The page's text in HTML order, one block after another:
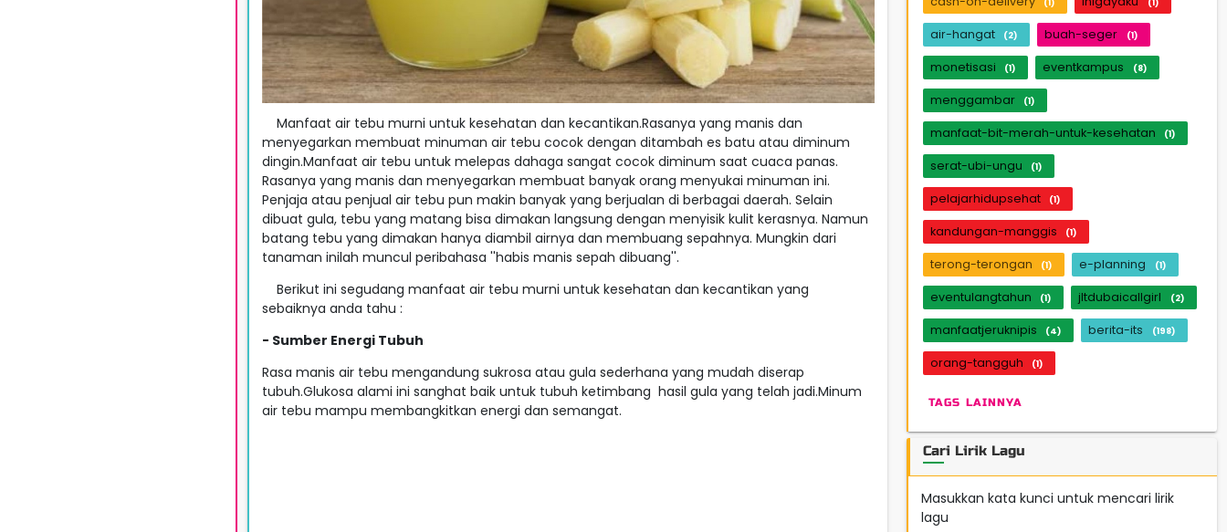
Manfaat air tebu murni untuk kesehatan dan kecantikan.Rasanya yang manis dan
menyegarkan membuat minuman air tebu cocok dengan ditambah es batu atau diminum
dingin.Manfaat air tebu untuk melepas dahaga sangat cocok diminum saat cuaca panas.
Rasanya yang manis dan menyegarkan membuat banyak orang menyukai minuman ini.
Penjaja atau penjual air tebu pun makin banyak yang berjualan di berbagai daerah. Selain
dibuat gula, tebu yang matang bisa dimakan langsung dengan menyisik kulit kerasnya. Namun
batang tebu yang dimakan hanya diambil airnya dan membuang sepahnya. Mungkin dari
tanaman inilah muncul peribahasa ''habis manis sepah dibuang''.
Berikut ini segudang manfaat air tebu murni untuk kesehatan dan kecantikan yang
sebaiknya anda tahu :
- Sumber Energi Tubuh
Rasa manis air tebu mengandung sukrosa atau gula sederhana yang mudah diserap
tubuh.Glukosa alami ini sanghat baik untuk tubuh ketimbang hasil gula yang telah jadi.Minum
air tebu mampu membangkitkan energi dan semangat.
(1) (1)
air-hangat (2) buah-seger (1)
monetisasi (1) eventkampus (8)
menggambar (1)
manfaat-bit-merah-untuk-kesehatan (1)
serat-ubi-ungu (1)
pelajarhidupsehat (1)
kandungan-manggis (1)
terong-terongan (1) e-planning (1)
eventulangtahun (1) jltdubaicallgirl (2)
manfaatjeruknipis (4) berita-its (198)
orang-tangguh (1)
TAGS LAINNYA
Cari Lirik Lagu
Masukkan kata kunci untuk mencari lirik
lagu